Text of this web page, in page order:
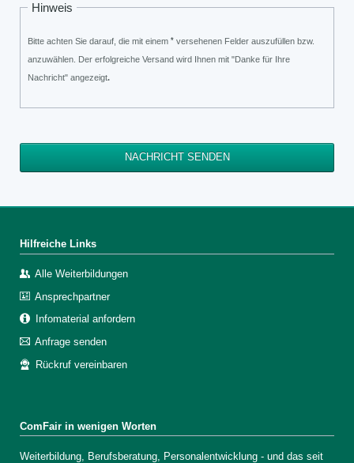
Hinweis
Bitte achten Sie darauf, die mit einem* versehenen Felder auszufüllen bzw.
anzuwählen. Der erfolgreiche Versand wird Ihnen mit "Danke für Ihre
Nachricht" angezeigt.
NACHRICHT SENDEN
Hilfreiche Links
Alle Weiterbildungen
Ansprechpartner
Infomaterial anfordern
Anfrage senden
Rückruf vereinbaren
ComFair in wenigen Worten
Weiterbildung, Berufsberatung, Personalentwicklung - und das seit